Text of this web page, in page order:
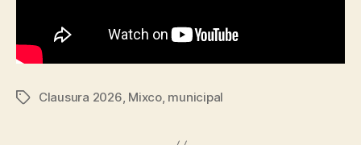
TagsClausura 2026 Mixco, municipal